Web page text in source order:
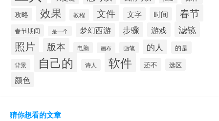
攻略
效果 教程 文件 文字 时间 春节
春节期间 是一个 梦幻西游 步骤 游戏 滤镜
照片 版本 电脑 画布 画笔 的人 的是
背景 自己的 诗人 软件 还不 选区
颜色
猜你想看的文章